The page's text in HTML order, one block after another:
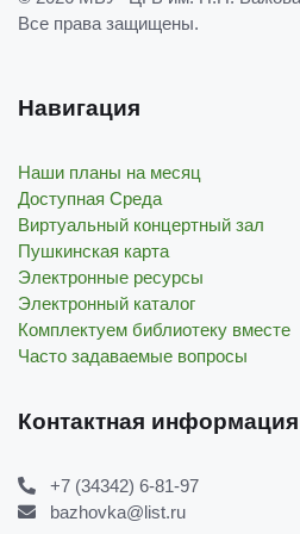
Все права защищены.
Навигация
Наши планы на месяц
Доступная Среда
Виртуальный концертный зал
Пушкинская карта
Электронные ресурсы
Электронный каталог
Комплектуем библиотеку вместе
Часто задаваемые вопросы
Контактная информация
+7 (34342) 6-81-97
bazhovka@list.ru